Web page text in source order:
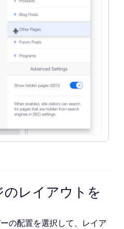
レイアウトを
の配置を選択して、レイア